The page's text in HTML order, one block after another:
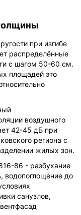
при изгибе
распределённые
с шагом 50-60 см.
площадей это
воздушного
42-45 дБ при
региона с
жилых зон.
86 - разбухание
водопоглощение до
санузлов,